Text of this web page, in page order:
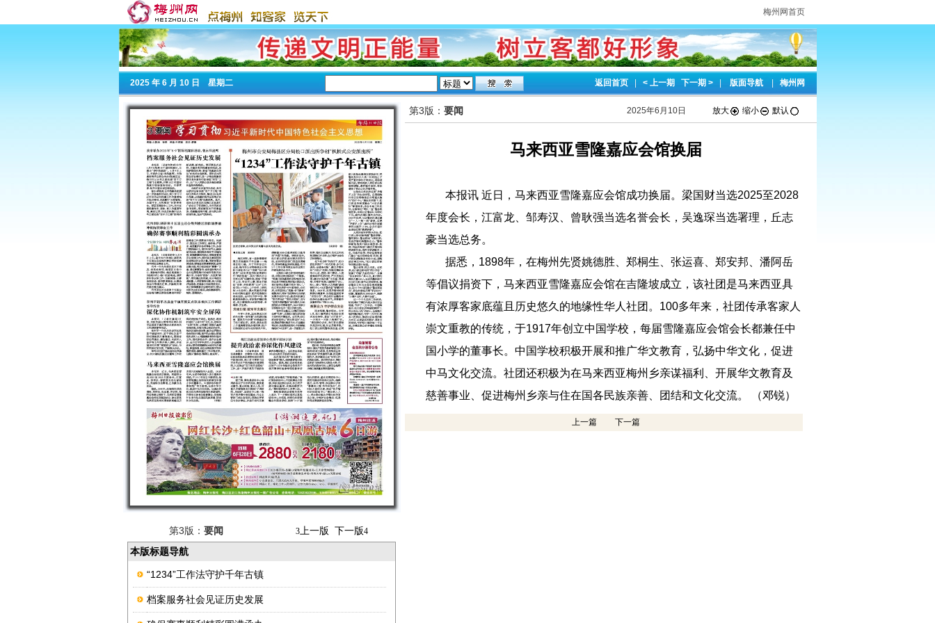
梅州网首页
2025 年 6 月 10 日 星期二 返回首页 < 上一期 下一期 > 版面导航 梅州网
第3版： 要闻 3上一版 下一版4
本版标题导航
“1234”工作法守护千年古镇
档案服务社会见证历史发展
第3版： 要闻 2025年6月10日 放大 缩小 默认
马来西亚雪隆嘉应会馆换届
本报讯 近日，马来西亚雪隆嘉应会馆成功换届。梁国财当选2025至2028
年度会长，江富龙、邹寿汉、曾耿强当选名誉会长，吴逸琛当选署理，丘志
豪当选总务。
据悉，1898年，在梅州先贤姚德胜、郑桐生、张运喜、郑安邦、潘阿岳
等倡议捐资下，马来西亚雪隆嘉应会馆在吉隆坡成立，该社团是马来西亚具
有浓厚客家底蕴且历史悠久的地缘性华人社团。100多年来，社团传承客家人
崇文重教的传统，于1917年创立中国学校，每届雪隆嘉应会馆会长都兼任中
国小学的董事长。中国学校积极开展和推广华文教育，弘扬中华文化，促进
中马文化交流。社团还积极为在马来西亚梅州乡亲谋福利、开展华文教育及
慈善事业、促进梅州乡亲与住在国各民族亲善、团结和文化交流。 （邓锐）
上一篇 下一篇